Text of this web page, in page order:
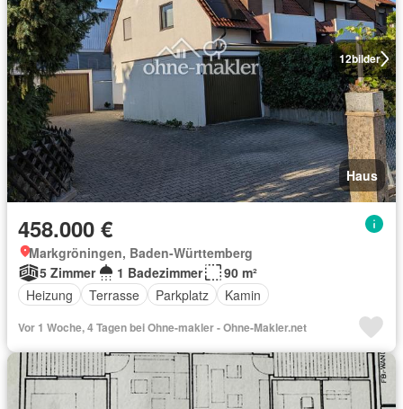
12bilder
Haus
458.000 €
Markgröningen, Baden-Württemberg
5 Zimmer
1 Badezimmer
90 m²
Heizung
Terrasse Parkplatz Kamin
Vor 1 Woche, 4 Tagen bei Ohne-makler - Ohne-Makler.net